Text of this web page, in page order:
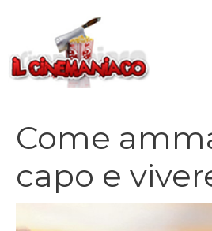
contenuto
Come
capo e